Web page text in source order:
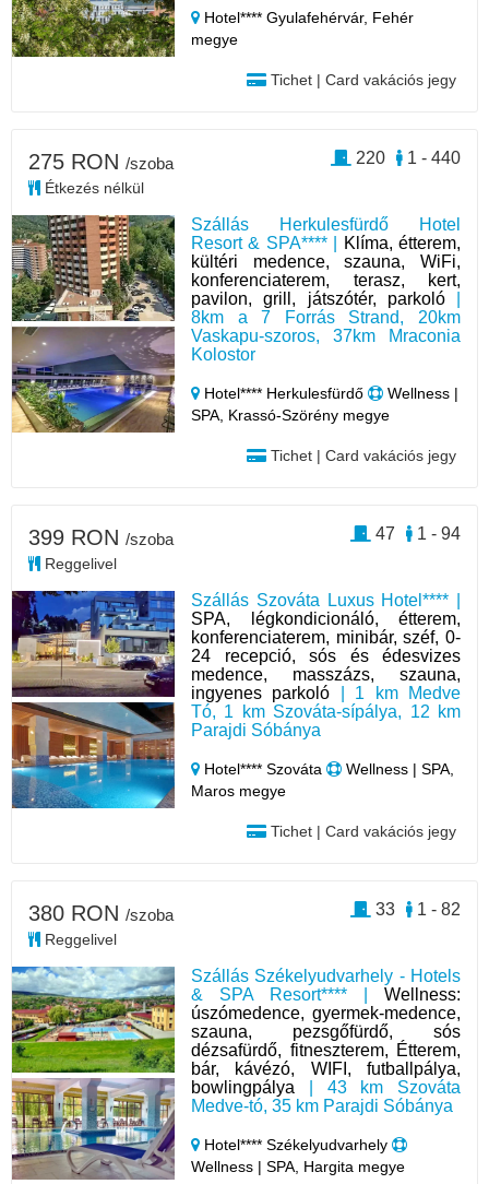
Hotel**** Gyulafehérvár, Fehér
megye
Tichet | Card vakációs jegy
Szállás Herkulesfürdő Hotel
Resort & SPA**** |
Klíma, étterem,
kültéri medence, szauna, WiFi,
konferenciaterem, terasz, kert,
pavilon, grill, játszótér, parkoló|
8km a 7 Forrás Strand, 20km
Vaskapu-szoros, 37km Mraconia
Kolostor
Hotel**** Herkulesfürdő
Wellness |
SPA, Krassó-Szörény megye
Tichet | Card vakációs jegy
275 RON /szoba
Étkezés nélkül
1 - 440
220
Szállás Szováta Luxus Hotel**** |
SPA, légkondicionáló, étterem,
konferenciaterem, minibár, széf, 0-
24 recepció, sós és édesvizes
medence, masszázs, szauna,
ingyenes parkoló | 1 km Medve
Tó, 1 km Szováta-sípálya, 12 km
Parajdi Sóbánya
Hotel**** Szováta
Wellness | SPA,
Maros megye
Tichet | Card vakációs jegy
399 RON /szoba
Reggelivel
1 - 94
47
Szállás Székelyudvarhely - Hotels
& SPA Resort**** | Wellness:
úszómedence, gyermek-medence,
szauna, pezsgőfürdő, sós
dézsafürdő, fitneszterem, Étterem,
bár, kávézó, WIFI, futballpálya,
bowlingpálya | 43 km Szováta
Medve-tó, 35 km Parajdi Sóbánya
Hotel**** Székelyudvarhely
Wellness | SPA, Hargita megye
380 RON /szoba
Reggelivel
1 - 82
33